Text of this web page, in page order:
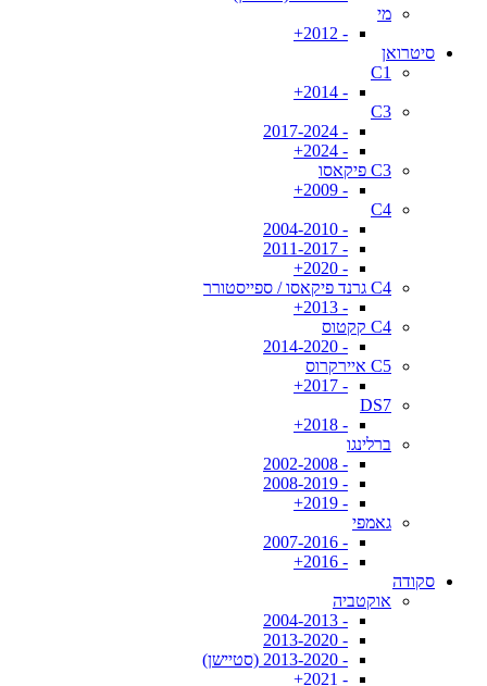
מי
- 2012+
סיטרואן
C1
- 2014+
C3
- 2017-2024
- 2024+
C3 פיקאסו
- 2009+
C4
- 2004-2010
- 2011-2017
- 2020+
C4 גרנד פיקאסו / ספייסטורר
- 2013+
C4 קקטוס
- 2014-2020
C5 איירקרוס
- 2017+
DS7
- 2018+
ברלינגו
- 2002-2008
- 2008-2019
- 2019+
גאמפי
- 2007-2016
- 2016+
סקודה
אוקטביה
- 2004-2013
- 2013-2020
- 2013-2020 (סטיישן)
- 2021+